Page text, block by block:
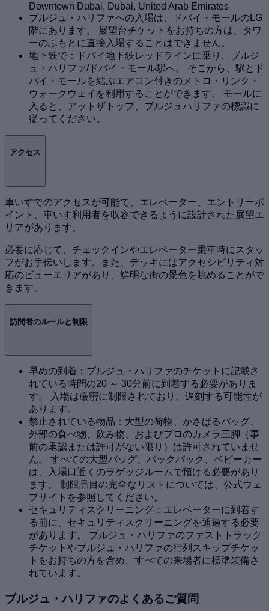
Downtown Dubai, Dubai, United Arab Emirates
ブルジュ・ハリファへの入場は、ドバイ・モールのLG
階にあります。 展望台チケットをお持ちの方は、タワ
ーのふもとに直接入場することはできません。
地下鉄で：ドバイ地下鉄レッドラインに乗り、ブルジ
ュ・ハリファ/ドバイ・モール駅へ。 そこから、駅とド
バイ・モールを結ぶエアコン付きのメトロ・リンク・
ウォークウェイを利用することができます。 モールに
入ると、アットザトップ、ブルジュハリファの標識に
従ってください。
アクセス
車いすでのアクセスが可能で、エレベーター、エントリーポ
イント、車いす利用者を収容できるように設計された展望エ
リアがあります。
必要に応じて、チェックインやエレベーター乗車時にスタッ
フがお手伝いします。また、デッキにはアクセシビリティ対
応のビューエリアがあり、鮮明な街の景色を眺めることがで
きます。
訪問者のルールと制限
早めの到着：ブルジュ・ハリファのチケットに記載さ
れている時間の20 ～ 30分前に到着する必要がありま
す。 入場は厳密に制限されており、遅刻する可能性が
あります。
禁止されている物品：大型の荷物、かさばるバッグ、
外部の食べ物、飲み物、およびプロのカメラ三脚（事
前の承認または許可がない限り）は許可されていませ
ん。 すべての大型バッグ、バックパック、ベビーカー
は、入場口近くのラゲッジルームで預ける必要があり
ます。 制限品目の完全なリストについては、公式ウェ
ブサイトを参照してください。
セキュリティスクリーニング：エレベーターに到着す
る前に、セキュリティスクリーニングを通過する必要
があります。 ブルジュ・ハリファのファストトラック
チケットやブルジュ・ハリファの行列スキップチケッ
トをお持ちの方を含め、すべての来場者に標準装備さ
れています。
ブルジュ・ハリファのよくあるご質問